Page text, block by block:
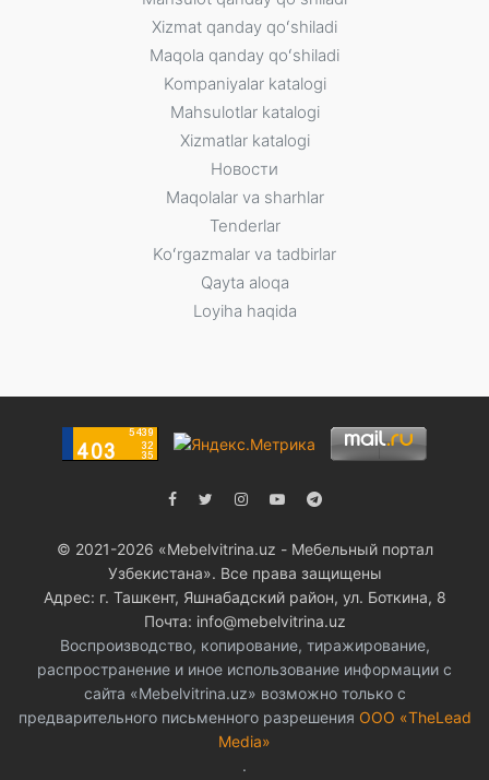
Xizmat qanday qoʻshiladi
Maqola qanday qoʻshiladi
Kompaniyalar katalogi
Mahsulotlar katalogi
Xizmatlar katalogi
Новости
Maqolalar va sharhlar
Tenderlar
Koʻrgazmalar va tadbirlar
Qayta aloqa
Loyiha haqida
© 2021-2026 «Мebelvitrina.uz - Мебельный портал
Узбекистана». Все права защищены
Адрес: г. Ташкент, Яшнабадский район, ул. Боткина, 8
Почта: info@mebelvitrina.uz
Воспроизводство, копирование, тиражирование,
распространение и иное использование информации с
сайта «Mebelvitrina.uz» возможно только с
предварительного письменного разрешения ООО «TheLead
Media»
.